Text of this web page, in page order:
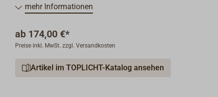
mehr Informationen
ab 174,00 €*
Preise inkl. MwSt. zzgl. Versandkosten
Artikel im TOPLICHT-Katalog ansehen